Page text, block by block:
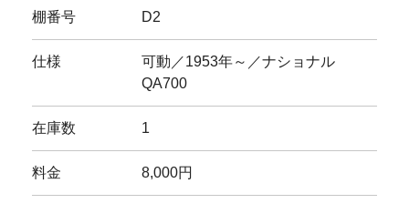
棚番号 D2
仕様
可動／1953年～／ナショナル
QA700
在庫数 1
料金 8,000円